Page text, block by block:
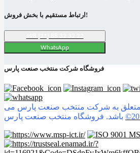
ارتباط مستقیم با بخش فروش!
WhatsApp
فروشگاه شرکت منتخب صنعت پارس
متعلق به شرکت منتخب صنعت پارس می